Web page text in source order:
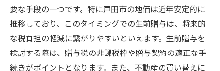
要な手段の一つです。特に戸田市の地価は近年安定的に
推移しており、このタイミングでの生前贈与は、将来的
な税負担の軽減に繋がりやすいといえます。生前贈与を
検討する際は、贈与税の非課税枠や贈与契約の適正な手
続きがポイントとなります。また、不動産の買い替えに